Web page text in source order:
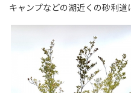
キャンプなどの湖近くの砂利道